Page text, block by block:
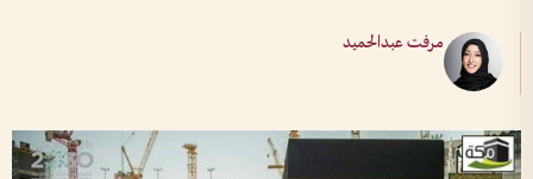
مرفت عبدالحميد